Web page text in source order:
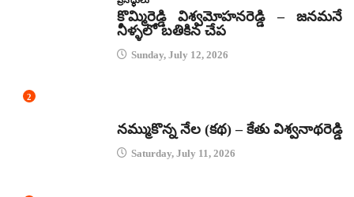
కొమ్మిరెడ్డి విశ్వమోహనరెడ్డి – జనమనే
నీళ్ళలో బతికిన చేప
Sunday, July 12, 2026
2
నమ్ముకొన్న నేల (కథ) – కేతు విశ్వనాథరెడ్డి
Saturday, July 11, 2026